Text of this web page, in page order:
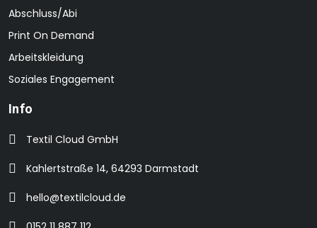
Abschluss/Abi
Print On Demand
Arbeitskleidung
Soziales Engagement
Info
Textil Cloud GmbH
Kahlertstraße 14, 64293 Darmstadt
hello@textilcloud.de